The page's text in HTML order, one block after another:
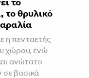
θρυλικό
η πενταετής
χώρου, ενώ
ανώτατο
βασικά